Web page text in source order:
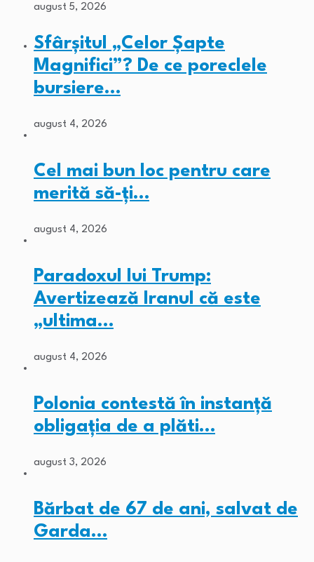
august 5, 2026
Sfârșitul „Celor Șapte
Magnifici”? De ce poreclele
bursiere…
august 4, 2026
Cel mai bun loc pentru care
merită să-ți…
august 4, 2026
Paradoxul lui Trump:
Avertizează Iranul că este
„ultima…
august 4, 2026
Polonia contestă în instanță
obligația de a plăti…
august 3, 2026
Bărbat de 67 de ani, salvat de
Garda…